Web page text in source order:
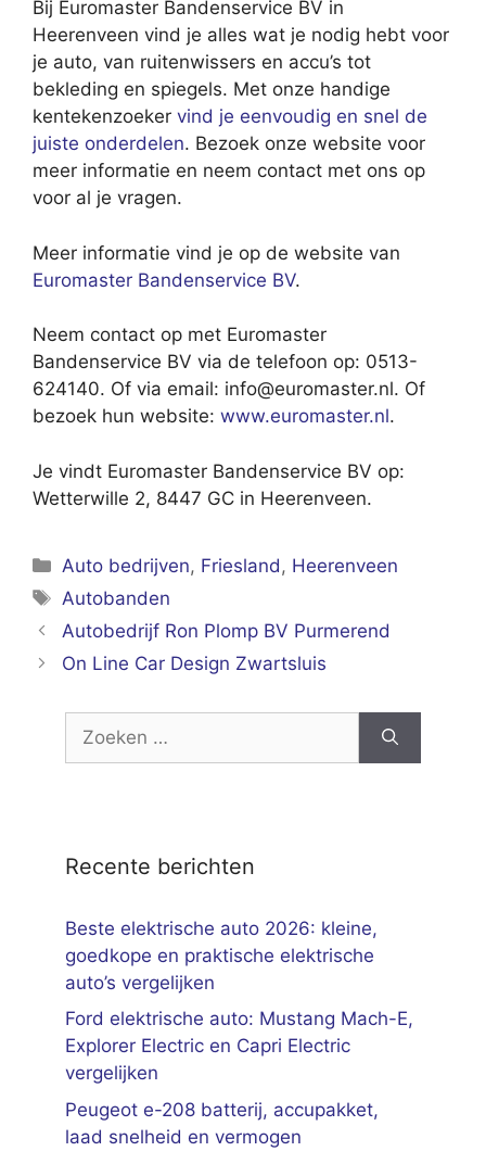
Bij Euromaster Bandenservice BV in
Heerenveen vind je alles wat je nodig hebt voor
je auto, van ruitenwissers en accu’s tot
bekleding en spiegels. Met onze handige
kentekenzoeker vind je eenvoudig en snel de
juiste onderdelen. Bezoek onze website voor
meer informatie en neem contact met ons op
voor al je vragen.
Meer informatie vind je op de website van
Euromaster Bandenservice BV.
Neem contact op met Euromaster
Bandenservice BV via de telefoon op: 0513-
624140. Of via email: info@euromaster.nl. Of
bezoek hun website: www.euromaster.nl.
Je vindt Euromaster Bandenservice BV op:
Wetterwille 2, 8447 GC in Heerenveen.
Categorieën
Auto bedrijven, Friesland , Heerenveen
Tags
Autobanden
Autobedrijf Ron Plomp BV Purmerend
On Line Car Design Zwartsluis
naar:
Recente berichten
Beste elektrische auto 2026: kleine,
goedkope en praktische elektrische
auto’s vergelijken
Ford elektrische auto: Mustang Mach-E,
Explorer Electric en Capri Electric
vergelijken
Peugeot e-208 batterij, accupakket,
laad snelheid en vermogen